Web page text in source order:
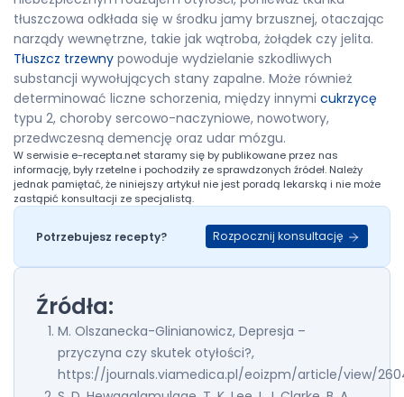
tłuszczowa odkłada się w środku jamy brzusznej, otaczając
narządy wewnętrzne, takie jak wątroba, żołądek czy jelita.
Tłuszcz trzewny powoduje wydzielanie szkodliwych
substancji wywołujących stany zapalne. Może również
determinować liczne schorzenia, między innymi cukrzycę
typu 2, choroby sercowo-naczyniowe, nowotwory,
przedwczesną demencję oraz udar mózgu.
W serwisie e-recepta.net staramy się by publikowane przez nas
informację, były rzetelne i pochodziły ze sprawdzonych źródeł. Należy
jednak pamiętać, że niniejszy artykuł nie jest poradą lekarską i nie może
zastąpić konsultacji ze specjalistą.
Potrzebujesz recepty? Rozpocznij konsultację
Źródła:
M. Olszanecka-Glinianowicz, Depresja –
przyczyna czy skutek otyłości?,
https://journals.viamedica.pl/eoizpm/article/view/